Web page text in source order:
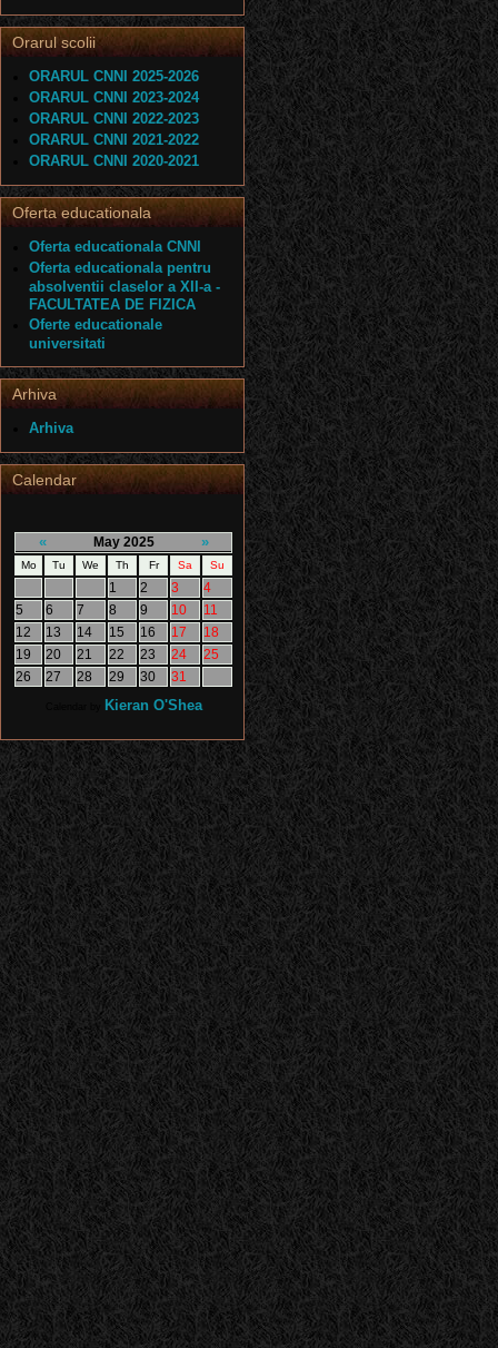
Orarul scolii
ORARUL CNNI 2025-2026
ORARUL CNNI 2023-2024
ORARUL CNNI 2022-2023
ORARUL CNNI 2021-2022
ORARUL CNNI 2020-2021
Oferta educationala
Oferta educationala CNNI
Oferta educationala pentru
absolventii claselor a XII-a -
FACULTATEA DE FIZICA
Oferte educationale
universitati
Arhiva
Arhiva
Calendar
« May 2025 »
Mo Tu We Th Fr Sa Su
1 2 3
4
5
6 7 8 9 10
11
12
13 14 15 16 17
18
19
20 21 22 23 24
25
26
27 28 29 30 31
Kieran O'Shea